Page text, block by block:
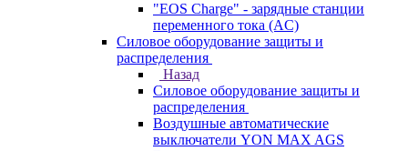
"EOS Charge" - зарядные станции
переменного тока (AC)
Силовое оборудование защиты и
распределения
Назад
Силовое оборудование защиты и
распределения
Воздушные автоматические
выключатели YON MAX AGS